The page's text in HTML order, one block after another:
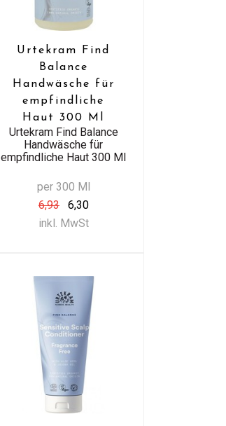
Urtekram Find
Balance
Handwäsche für
empfindliche
Haut 300 Ml
Urtekram Find Balance
Handwäsche für
empfindliche Haut 300 Ml
per 300 Ml
6,93
6,30
inkl. MwSt